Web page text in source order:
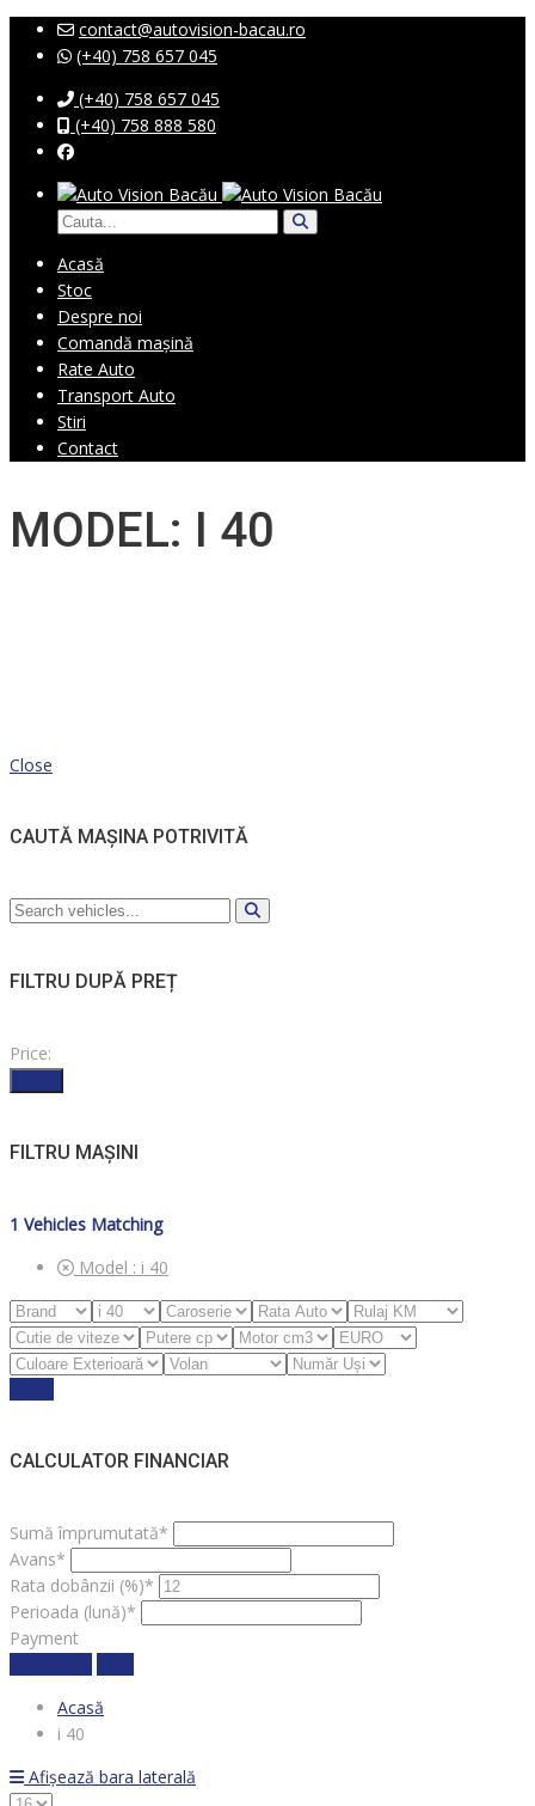
contact@autovision-bacau.ro
(+40) 758 657 045
(+40) 758 657 045
(+40) 758 888 580
Acasă
Stoc
Despre noi
Comandă mașină
Rate Auto
Transport Auto
Stiri
Contact
MODEL: I 40
Close
CAUTĂ MAȘINA POTRIVITĂ
FILTRU DUPĂ PREȚ
Price:
FILTRU MAȘINI
1 Vehicles Matching
Model : i 40
CALCULATOR FINANCIAR
Sumă împrumutată*
Avans*
Rata dobânzii (%)*
Perioada (lună)*
Payment
Acasă
i 40
Afișează bara laterală